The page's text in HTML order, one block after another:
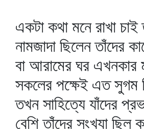
একটা কথা মনে রাখা চাই
নামজাদা ছিলেন তাঁদের
বা আরামের ঘর
সকলের পক্ষেই এত সুগম
তখন সাহিত্যে যাঁদের
বেশি তাঁদের সংখ্যা ছিল